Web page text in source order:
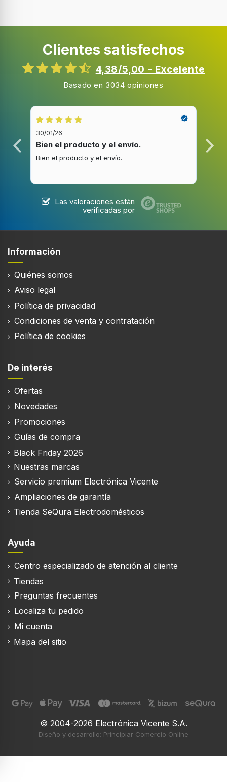
Clientes satisfechos
4,38/5,00 - Excelente
Basado en 3034 opiniones
30/01/26
Bien el producto y el envío.
Bien el producto y el envío.
Las valoraciones están
verificadas por
Información
Quiénes somos
Aviso legal
Política de privacidad
Condiciones de venta y contratación
Política de cookies
De interés
Ofertas
Novedades
Promociones
Guías de compra
Black Friday 2026
Nuestras marcas
Servicio premium Electrónica Vicente
Ampliaciones de garantía
Tienda SeQura Electrodomésticos
Ayuda
Centro especializado de atención al cliente
Tiendas
Preguntas frecuentes
Localiza tu pedido
Mi cuenta
Mapa del sitio
© 2004-2026 Electrónica Vicente S.A.
Diseño y desarrollo: Principiar Comercio Online